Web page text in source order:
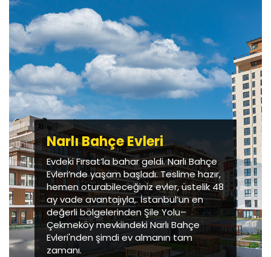
Narlı Bahçe Evleri
Evdeki Fırsat’la bahar geldi. Narlı Bahçe
Evleri’nde yaşam başladı. Teslime hazır,
hemen oturabileceğiniz evler, üstelik 48
ay vade avantajıyla,. İstanbul’un en
değerli bölgelerinden Şile Yolu–
Çekmeköy mevkiindeki Narlı Bahçe
Evleri'nden şimdi ev almanın tam
zamanı.